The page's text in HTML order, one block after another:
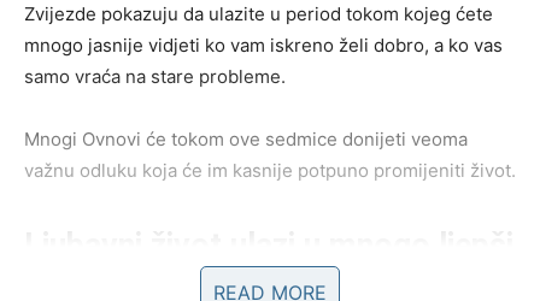
Zvijezde pokazuju da ulazite u period tokom kojeg ćete
mnogo jasnije vidjeti ko vam iskreno želi dobro, a ko vas
samo vraća na stare probleme.
Mnogi Ovnovi će tokom ove sedmice donijeti veoma
važnu odluku koja će im kasnije potpuno promijeniti život.
READ MORE